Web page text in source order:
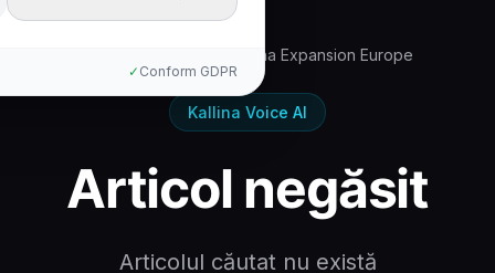
✓ Conform GDPR
Kallina Expansion Europe
Kallina Voice AI
Articol negăsit
Articolul căutat nu există